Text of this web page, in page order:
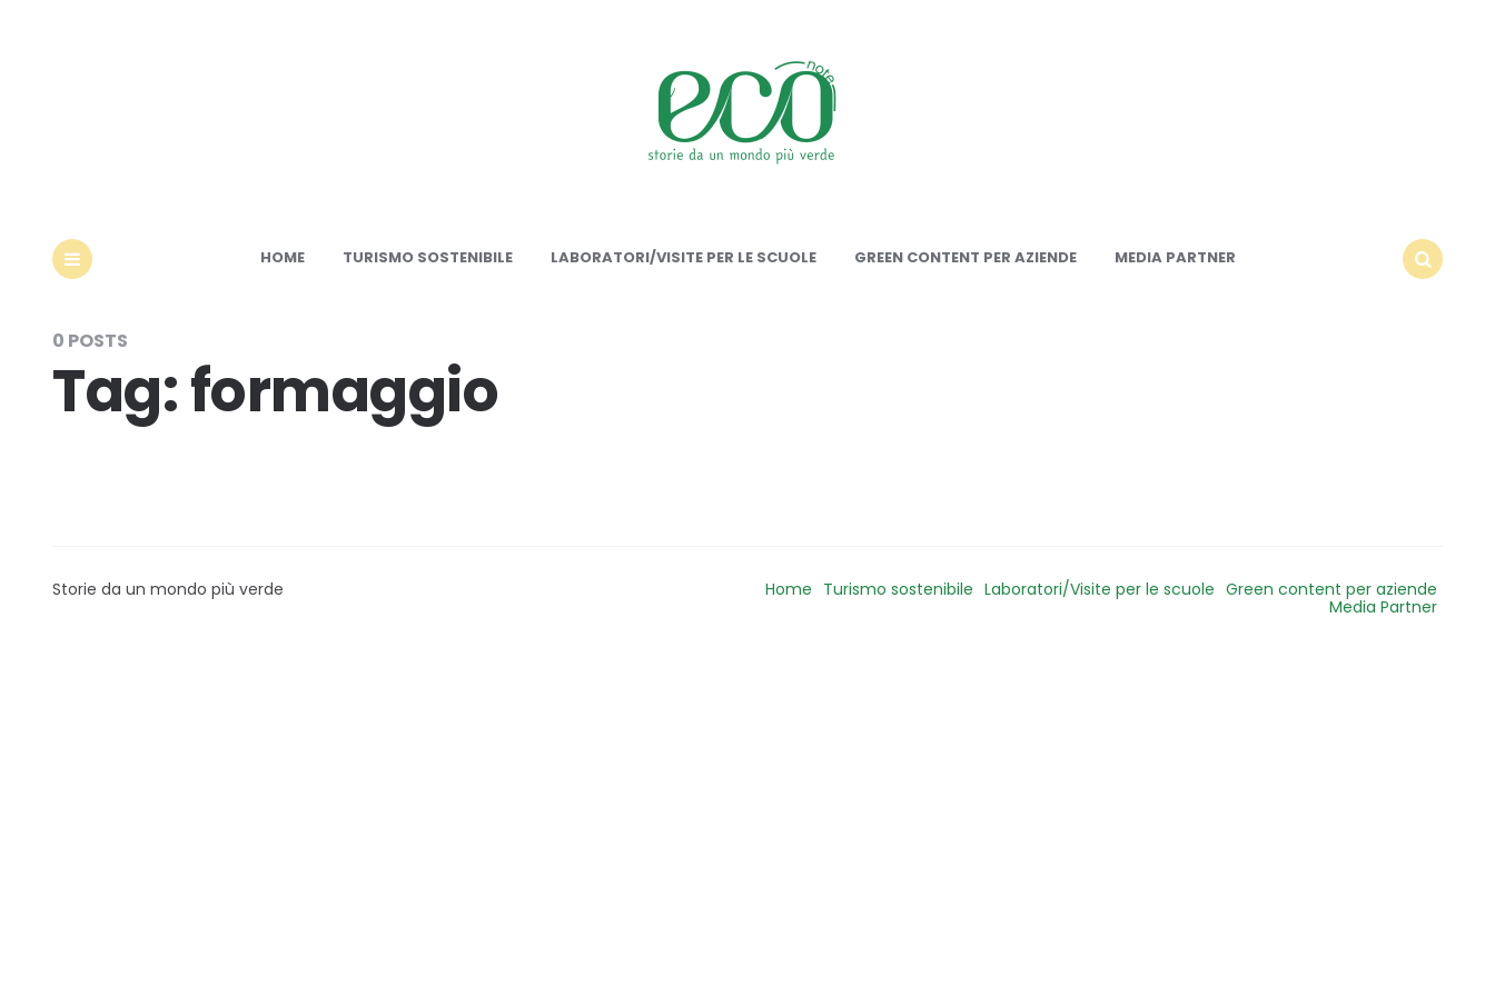
HOME TURISMO SOSTENIBILE LABORATORI/VISITE PER LE SCUOLE GREEN CONTENT PER AZIENDE
MEDIA PARTNER
0 POSTS
Tag:formaggio
Storie da un mondo più verde Home Turismo sostenibile Laboratori/Visite per le scuole Green content per aziende
Media Partner